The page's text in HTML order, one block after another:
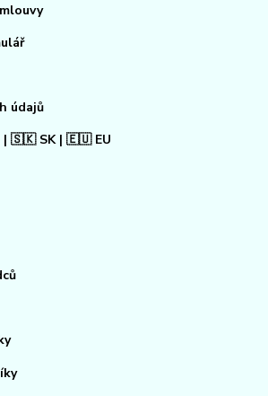
údajů
| 🇸🇰 SK | 🇪🇺 EU